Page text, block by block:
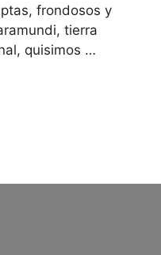
frondosos y
tierra
quisimos …